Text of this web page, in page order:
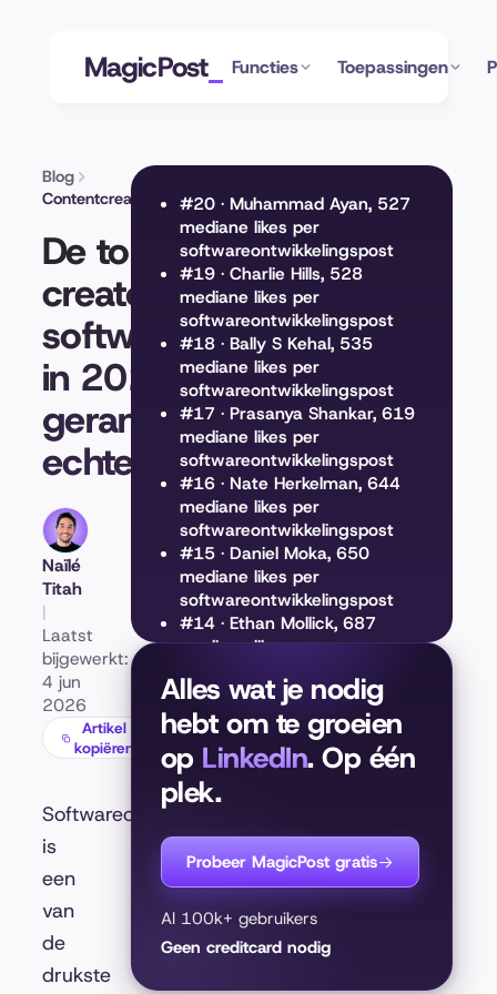
MagicPost Functies Toepassingen
Blog
Contentcreatie
De top 20 LinkedIn-
creators over
softwareontwikkeling
in 2026,
gerangschikt op
echte impact
Naïlé
Titah
|
Laatst
bijgewerkt:
4 jun
2026
Artikel
kopiëren
Softwareontwikkeling
is
een
van
de
drukste
#20 · Muhammad Ayan, 527
mediane likes per
softwareontwikkelingspost
#19 · Charlie Hills, 528
mediane likes per
softwareontwikkelingspost
#18 · Bally S Kehal, 535
mediane likes per
softwareontwikkelingspost
#17 · Prasanya Shankar, 619
mediane likes per
softwareontwikkelingspost
#16 · Nate Herkelman, 644
mediane likes per
softwareontwikkelingspost
#15 · Daniel Moka, 650
mediane likes per
softwareontwikkelingspost
#14 · Ethan Mollick, 687
mediane likes per
#13 · Paul Storm, 752
mediane likes per
softwareontwikkelingspost
#12 · Andrew Bolis, 812
mediane likes per
softwareontwikkelingspost
#11 · David Heinemeier
Hansson, 832 mediane likes
softwareontwikkelingspost
#10 · Ruben Hassid, 844
mediane likes per
Alles wat je nodig
hebt om te groeien
op LinkedIn. Op één
plek.
Probeer MagicPost gratis
Al 100k+ gebruikers
Geen creditcard nodig